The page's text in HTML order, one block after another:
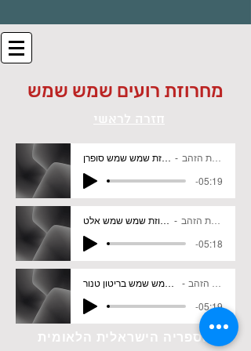
מחרוזת רועים שמש שמש
חזרה לראשי
להקת הזהב
-05:19
להקת הזהב
-05:18
להקת הזהב
-05:19
הספריה הישראלית הלאומית